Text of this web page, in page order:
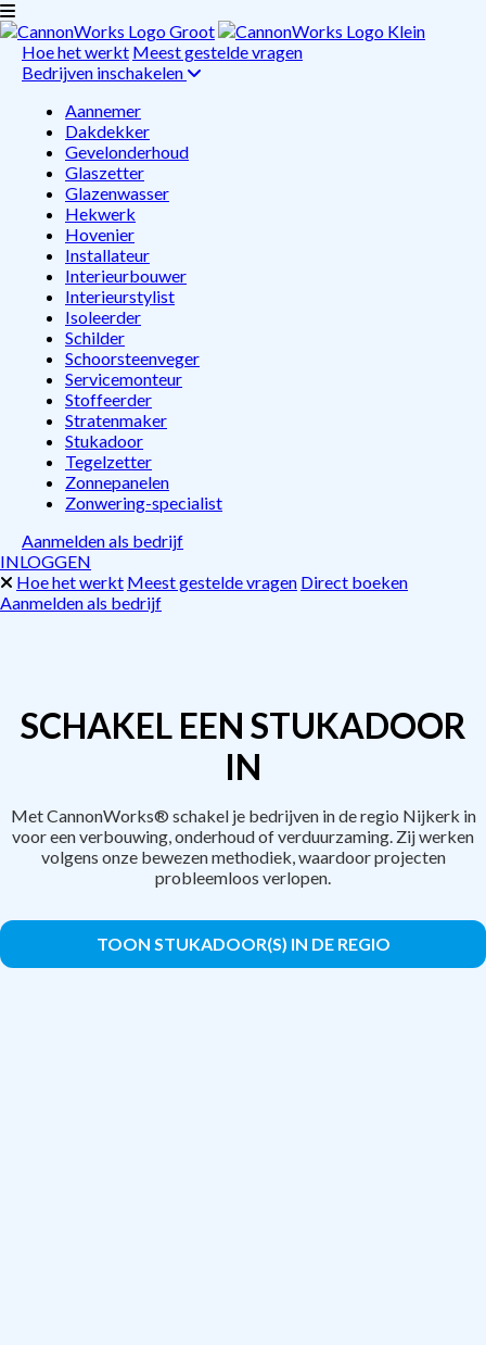
Hoe het werkt Meest gestelde vragen
Bedrijven inschakelen
Aannemer
Dakdekker
Gevelonderhoud
Glaszetter
Glazenwasser
Hekwerk
Hovenier
Installateur
Interieurbouwer
Interieurstylist
Isoleerder
Schilder
Schoorsteenveger
Servicemonteur
Stoffeerder
Stratenmaker
Stukadoor
Tegelzetter
Zonnepanelen
Zonwering-specialist
Aanmelden als bedrijf
INLOGGEN
Hoe het werkt Meest gestelde vragen Direct boeken
Aanmelden als bedrijf
SCHAKEL EEN STUKADOOR
IN
Met CannonWorks® schakel je bedrijven in de regio Nijkerk in
voor een verbouwing, onderhoud of verduurzaming. Zij werken
volgens onze bewezen methodiek, waardoor projecten
probleemloos verlopen.
TOON STUKADOOR(S) IN DE REGIO